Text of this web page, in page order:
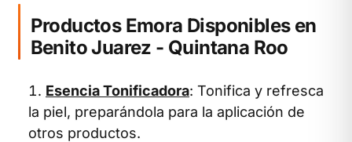
Productos Emora Disponibles en
Benito Juarez - Quintana Roo
Esencia Tonificadora: Tonifica y refresca
la piel, preparándola para la aplicación de
otros productos.